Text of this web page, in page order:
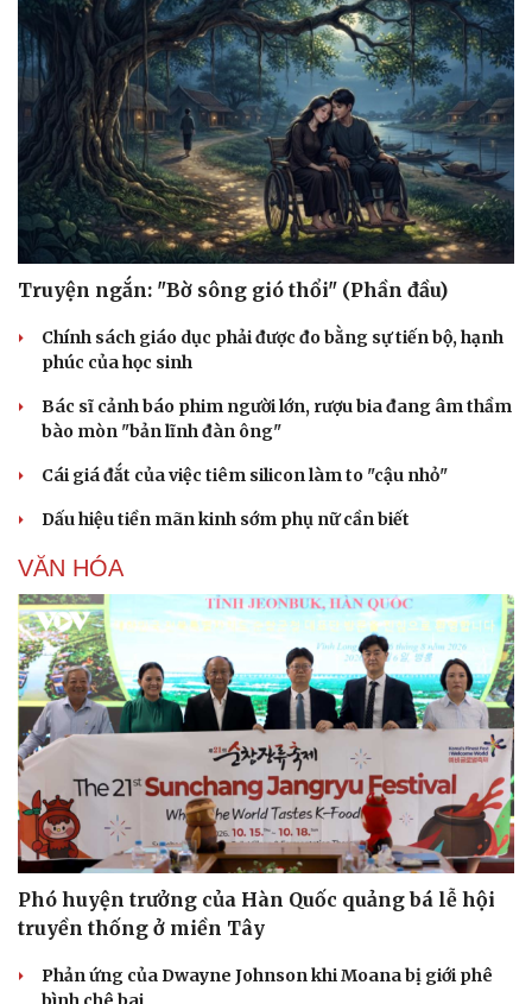
Cây thuốc
Sản phụ khoa
Nhi khoa
Nam khoa
Làm đẹp - giảm cân
Phòng mạch online
Ăn sạch sống khỏe
Blog
Tình yêu - Gia đình
Truyện ngắn: "Bờ sông gió thổi" (Phần đầu)
Chính sách giáo dục phải được đo bằng sự tiến bộ, hạnh
phúc của học sinh
Bác sĩ cảnh báo phim người lớn, rượu bia đang âm thầm
bào mòn "bản lĩnh đàn ông"
Cái giá đắt của việc tiêm silicon làm to "cậu nhỏ"
Dấu hiệu tiền mãn kinh sớm phụ nữ cần biết
VĂN HÓA
Phó huyện trưởng của Hàn Quốc quảng bá lễ hội
truyền thống ở miền Tây
Phản ứng của Dwayne Johnson khi Moana bị giới phê